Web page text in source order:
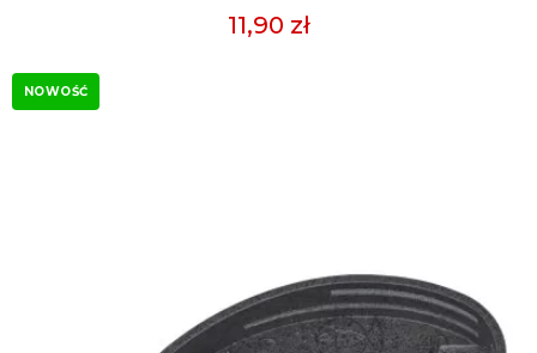
11,90 zł
NOWOŚĆ